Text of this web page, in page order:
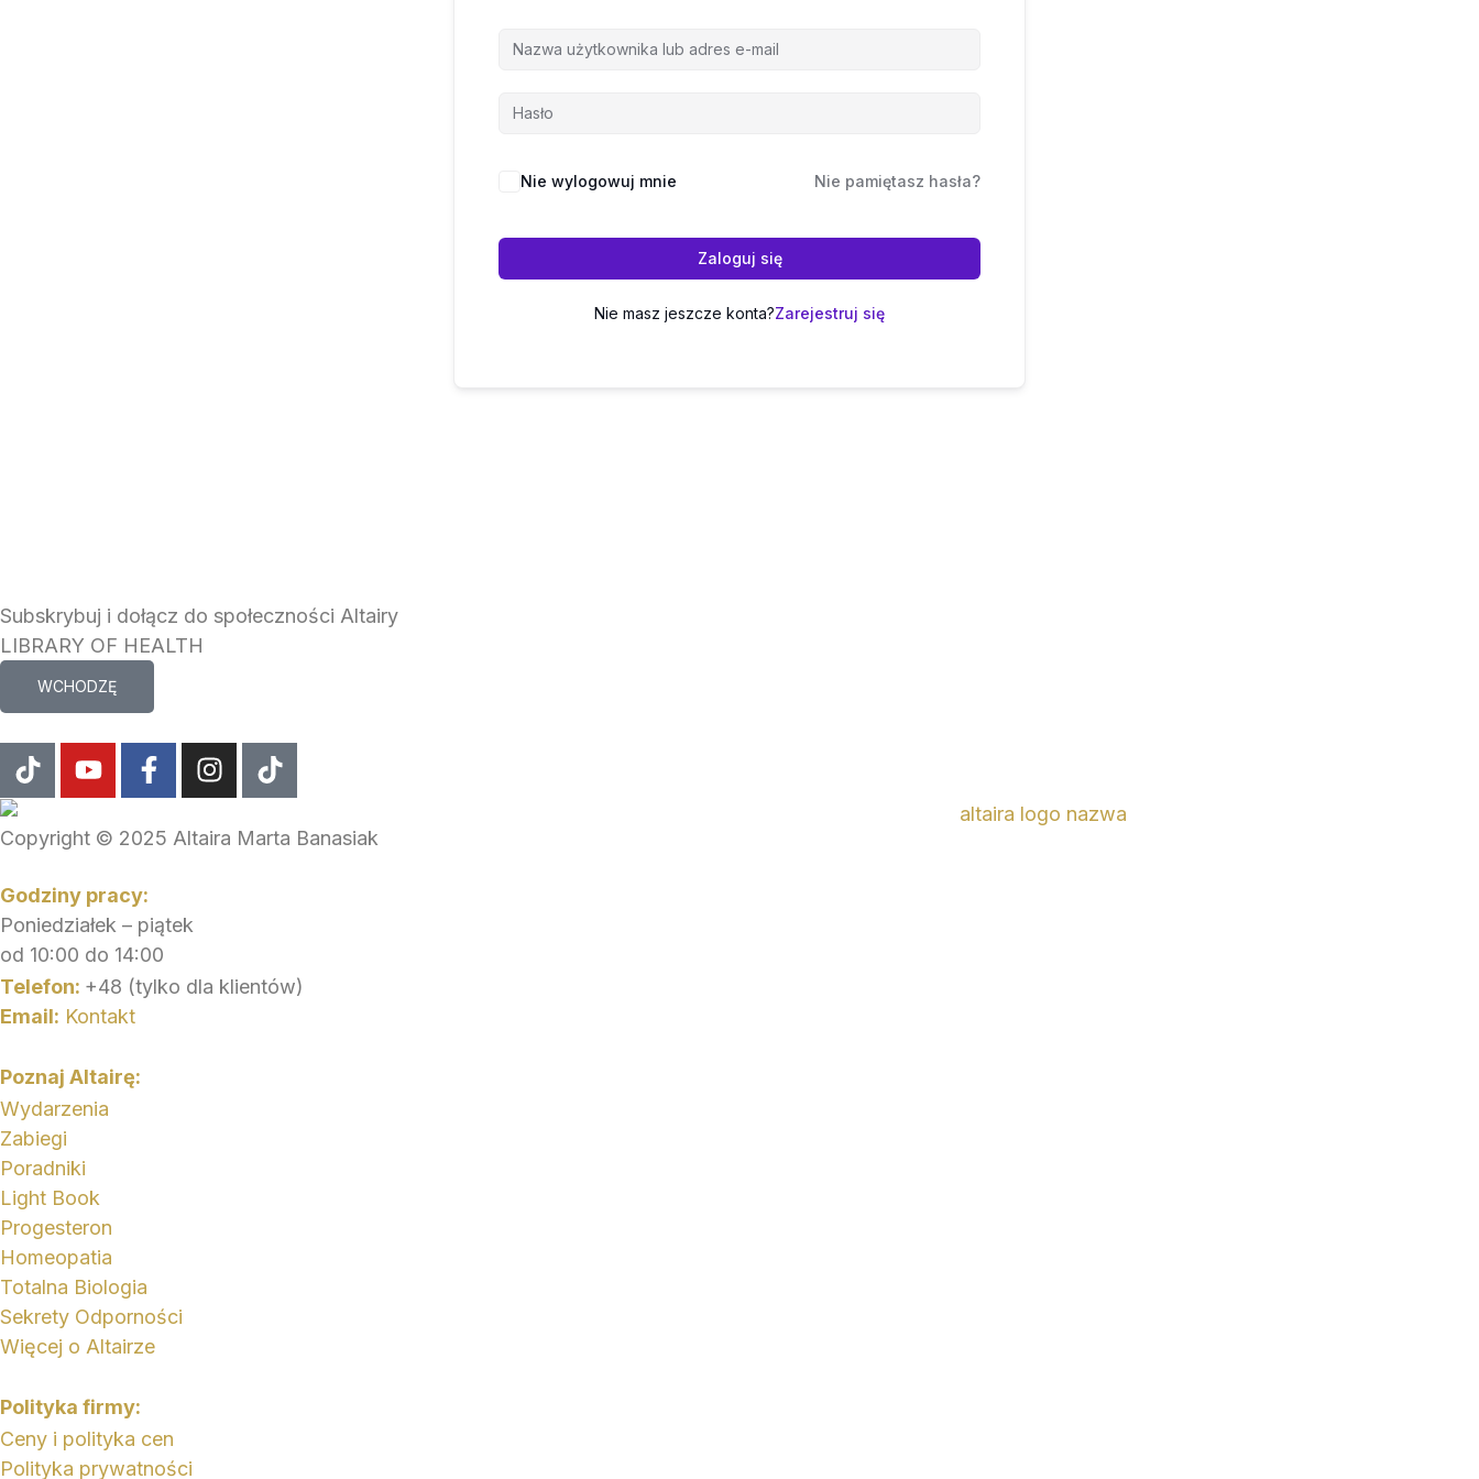
Nie wylogowuj mnie Nie pamiętasz hasła?
Zaloguj się
Nie masz jeszcze konta?Zarejestruj się
Subskrybuj i dołącz do społeczności Altairy
LIBRARY OF HEALTH
WCHODZĘ
T
i
t
k
Y
o
t
b
e
F
a
e
o
o
k
-
f
I
n
t
m
T
i
t
Copyright © 2025 Altaira Marta Banasiak
Godziny pracy:
Poniedziałek – piątek
od 10:00 do 14:00
Telefon: +48 (tylko dla klientów)
Email: Kontakt
Poznaj Altairę:
Wydarzenia
Zabiegi
Poradniki
Light Book
Progesteron
Homeopatia
Totalna Biologia
Sekrety Odporności
Więcej o Altairze
Polityka firmy:
Ceny i polityka cen
Polityka prywatności